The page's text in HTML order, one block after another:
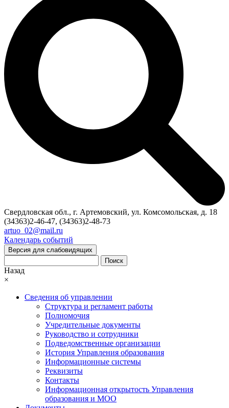
Свердловская обл., г. Артемовский, ул. Комсомольская, д. 18
(34363)2-46-47, (34363)2-48-73
artuo_02@mail.ru
Календарь событий
Версия для слабовидящих
Поиск
Назад
×
Сведения об управлении
Структура и регламент работы
Полномочия
Учредительные документы
Руководство и сотрудники
Подведомственные организации
История Управления образования
Информационные системы
Реквизиты
Контакты
Информационная открытость Управления
образования и МОО